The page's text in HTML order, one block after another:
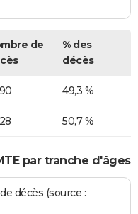
de
% des
décès
49,3 %
50,7 %
par tranche d'âges
décès (source :